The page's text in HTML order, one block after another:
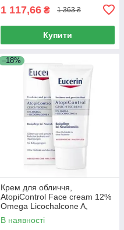
1 117,66 ₴ 1 363 ₴
Купити
–18%
Крем для обличчя,
AtopiControl Face cream 12%
Omega Licochalcone A,
Сeramides, Eucerin, 50 мл
В наявності